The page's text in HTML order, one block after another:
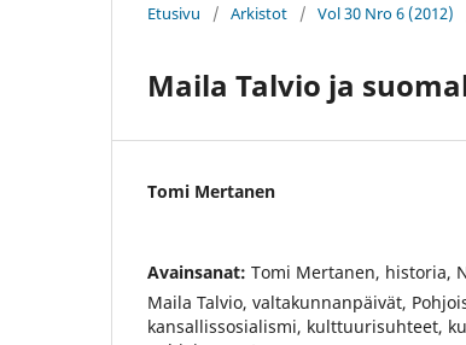
Etusivu / Arkistot / Vol 30 Nro 6 (2012)
Maila Talvio ja
Tomi Mertanen
Avainsanat: Tomi Mertanen, historia,
Maila Talvio, valtakunnanpäivät,
kansallissosialismi, kulttuurisuhteet,